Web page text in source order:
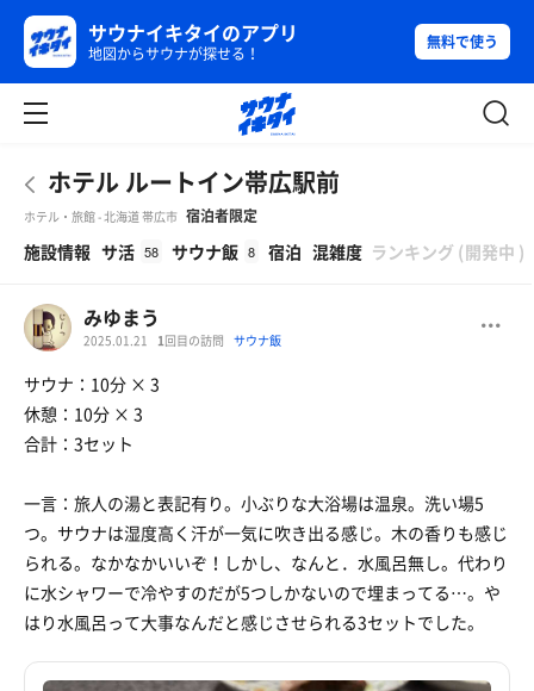
サウナイキタイのアプリ
地図からサウナが探せる！
無料で使う
ホテル ルートイン帯広駅前
ホテル・旅館 - 北海道 帯広市 宿泊者限定
施設情報 サ活 58 サウナ飯 8 宿泊 混雑度 ランキング (開発中 )
みゆまう
2025.01.21 1回目の訪問 サウナ飯
サウナ：10分 × 3
休憩：10分 × 3
合計：3セット
一言：旅人の湯と表記有り。小ぶりな大浴場は温泉。洗い場5
つ。サウナは湿度高く汗が一気に吹き出る感じ。木の香りも感じ
られる。なかなかいいぞ！しかし、なんと．水風呂無し。代わり
に水シャワーで冷やすのだが5つしかないので埋まってる…。や
はり水風呂って大事なんだと感じさせられる3セットでした。